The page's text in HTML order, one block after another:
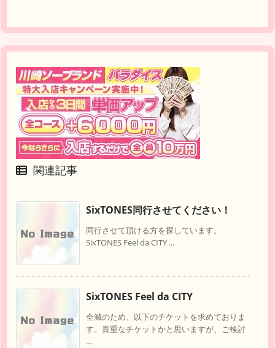
関連記事
SixTONES同行させてください！
同行させて頂ける方を探しています。
SixTONES Feel da CITY ...
SixTONES Feel da CITY
全滅のため、以下のチケットを求めておりま
す。貴重なチケットかと思いますが、ご検討
...